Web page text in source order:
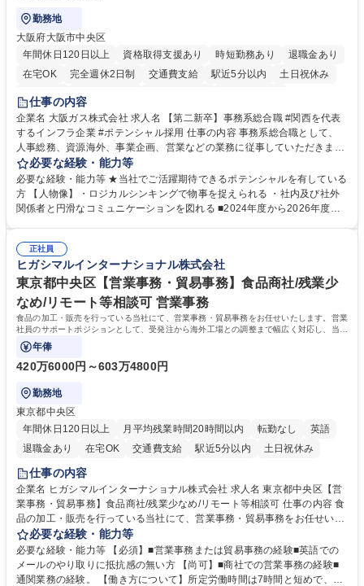
勤務地
大阪府大阪市中央区
年間休日120日以上
資格取得支援あり 時短勤務あり
退職金あり
在宅OK
完全週休2日制 交通費支給 駅近5分以内
土日祝休み
服装自由
第二新卒歓迎
仕事の内容
企業名 大阪ガス株式会社 求人名 【第二新卒】事務系総合職 #関西を代表
するインフラ企業 #ポテンシャル採用 仕事の内容 事務系総合職として、
人事総務、資源海外、事業企画、営業などの業務に従事していただきま
す。 【業務内容の一例】■所属事業部の勤労業務 ■海外に関係する各種業
務 ■営業部門の企画スタッフ、ルート営業 【キャリアパス】入社後の配属
ポジションで一定期間ご活躍頂いた後、本人の適性及び将来のキャリアを
鑑みてジョブローテーションを行います。 【育成】OJTでの現場育成や研
表するインフラ企業 #ポテンシャル採用
必要な経験・能力等
必要な経験・能力等 ★当社でご活躍期待できるポテンシャルを有している
方 【人物像】・ロジカルシンキングで物事を捉えられる ・社内及び社外
関係者と円滑なコミュニケーションを図れる ■2024年度から2026年度ま
72.html ■エネルギーセキュリティの不安定化や気候変動による自然災害の
甚大化など、これまで以上に社会課題解決の重要性が高まっています。
「未来の日常」の創造に向けて持続可能な社会の実現に貢献してまいりま
す。 学歴・資格 学歴：大学院 大学 語学力： 資格：
正社員
ヒガシマルインターナショナル株式会社
東京都中央区【営業事務・貿易事務】食品商社/残業少
なめ/リモート等相談可 営業事務
食品の加工・販売を行っている当社にて、営業事務・貿易事務をお任せいたします。営業
社員のサポートポジションとして、受発注から海外工場との調整まで幅広く対応し、当社
事業の根幹を支えていただきます。
年俸
420万6000円～603万4800円
勤務地
東京都中央区
年間休日120日以上
月平均残業時間20時間以内 転勤なし
英語
退職金あり
在宅OK 交通費支給 駅近5分以内 土日祝休み
仕事の内容
企業名 ヒガシマルインターナショナル株式会社 求人名 東京都中央区【営
業事務・貿易事務】食品商社/残業少なめ/リモート等相談可 仕事の内容 食
品の加工・販売を行っている当社にて、営業事務・貿易事務をお任せいた
します。営業社員のサポートポジションとして、受発注から海外工場との
調整まで幅広く対応し、当社事業の根幹を支えていただきます。 ■受発注
業務、請求書発行 ■海外工場とのスケジュール調整 ■在庫管理 ■輸入書類
の確認・作成 ■配送手配 ■通関業者を通して行う輸出入業全般 ■倉庫との
必要な経験・能力等
必要な経験・能力等 【必須】■営業事務または貿易事務の経験■英語での
メールのやり取りに抵抗感の無い方 【尚可】■商社での営業事務の経験■
通関業務の経験。 【働き方について】所定労働時間は7時間と短めで、残